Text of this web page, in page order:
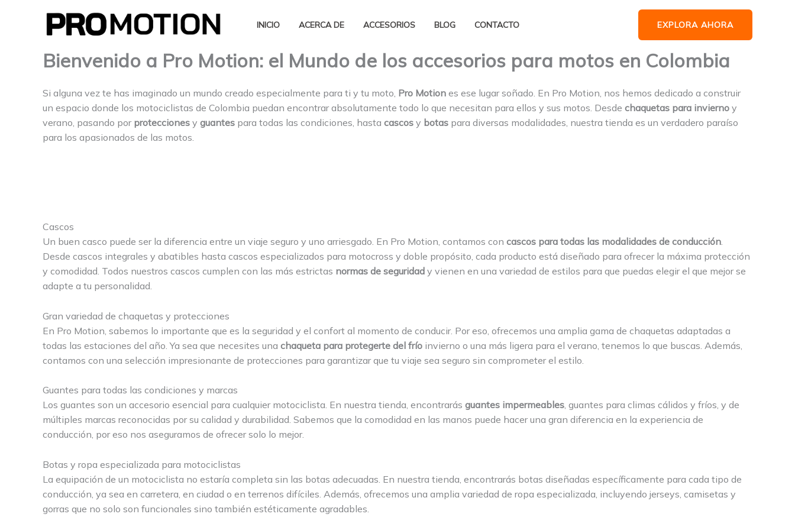
INICIO ACERCA DE ACCESORIOS BLOG CONTACTO EXPLORA AHORA
Bienvenido a Pro Motion: el Mundo de los accesorios para motos en Colombia
Si alguna vez te has imaginado un mundo creado especialmente para ti y tu moto, Pro Motion es ese lugar soñado. En Pro Motion, nos hemos dedicado a construir
un espacio donde los motociclistas de Colombia puedan encontrar absolutamente todo lo que necesitan para ellos y sus motos. Desde chaquetas para invierno y
verano, pasando porprotecciones y guantes para todas las condiciones, hasta cascos y botas para diversas modalidades, nuestra tienda es un verdadero paraíso
para los apasionados de las motos.
Cascos
Un buen casco puede ser la diferencia entre un viaje seguro y uno arriesgado. En Pro Motion, contamos con cascos para todas las modalidades de conducción
Desde cascos integrales y abatibles hasta cascos especializados para motocross y doble propósito, cada producto está diseñado para ofrecer la máxima protección
y comodidad. Todos nuestros cascos cumplen con las más estrictas normas de seguridad y vienen en una variedad de estilos para que puedas elegir el que mejor se
adapte a tu personalidad.
Gran variedad de chaquetas y protecciones
En Pro Motion, sabemos lo importante que es la seguridad y el confort al momento de conducir. Por eso, ofrecemos una amplia gama de chaquetas adaptadas a
todas las estaciones del año. Ya sea que necesites una chaqueta para protegerte del frío invierno o una más ligera para el verano, tenemos lo que buscas. Además,
contamos con una selección impresionante de protecciones para garantizar que tu viaje sea seguro sin comprometer el estilo.
Guantes para todas las condiciones y marcas
Los guantes son un accesorio esencial para cualquier motociclista. En nuestra tienda, encontrarás guantes impermeables, guantes para climas cálidos y fríos, y de
múltiples marcas reconocidas por su calidad y durabilidad. Sabemos que la comodidad en las manos puede hacer una gran diferencia en la experiencia de
conducción, por eso nos aseguramos de ofrecer solo lo mejor.
Botas y ropa especializada para motociclistas
La equipación de un motociclista no estaría completa sin las botas adecuadas. En nuestra tienda, encontrarás botas diseñadas específicamente para cada tipo de
conducción, ya sea en carretera, en ciudad o en terrenos difíciles. Además, ofrecemos una amplia variedad de ropa especializada, incluyendo jerseys, camisetas y
gorras que no solo son funcionales sino también estéticamente agradables.